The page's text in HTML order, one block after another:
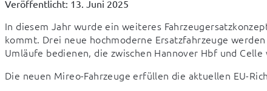
Veröffentlicht: 13. Juni 2025
In diesem Jahr wurde ein weiteres
kommt. Drei neue hochmoderne Ersatzfahrzeuge
Umläufe bedienen, die zwischen Hannover Hbf und Celle
Die neuen Mireo-Fahrzeuge erfüllen die aktuellen EU-